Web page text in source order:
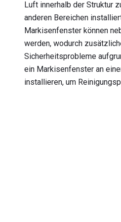
Luft innerhalb der Struktur
anderen Bereichen
Markisenfenster können
werden, wodurch
Sicherheitsprobleme
ein Markisenfenster an
installieren, um